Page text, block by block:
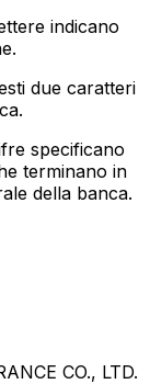
indicano
due caratteri
specificano
terminano in
della banca.
CO., LTD.